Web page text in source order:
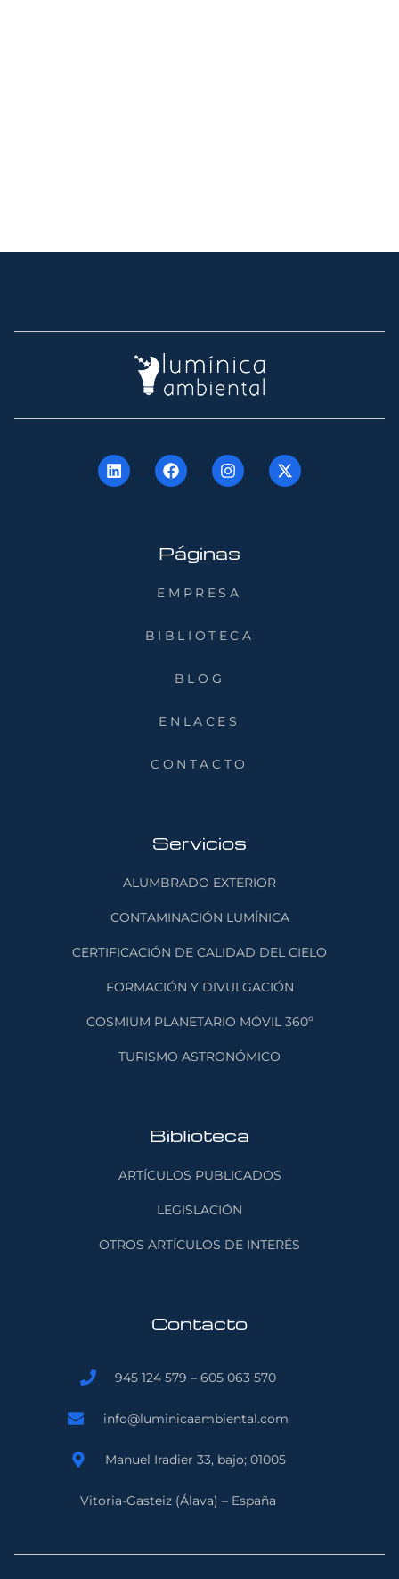
Páginas
EMPRESA
BIBLIOTECA
BLOG
ENLACES
CONTACTO
Servicios
ALUMBRADO EXTERIOR
CONTAMINACIÓN LUMÍNICA
CERTIFICACIÓN DE CALIDAD DEL CIELO
FORMACIÓN Y DIVULGACIÓN
COSMIUM PLANETARIO MÓVIL 360º
TURISMO ASTRONÓMICO
Biblioteca
ARTÍCULOS PUBLICADOS
LEGISLACIÓN
OTROS ARTÍCULOS DE INTERÉS
Contacto
945 124 579 – 605 063 570
info@luminicaambiental.com
Manuel Iradier 33, bajo; 01005
Vitoria-Gasteiz (Álava) – España